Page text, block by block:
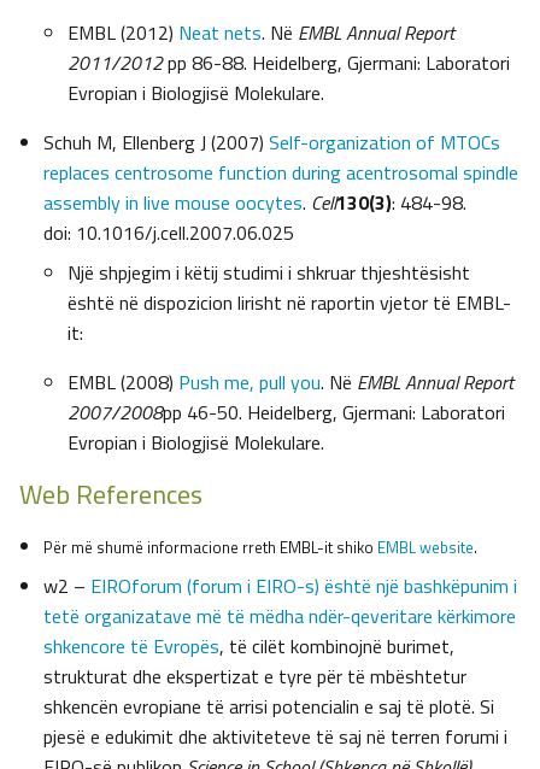
EMBL (2012) Neat nets. Në EMBL Annual Report
2011/2012pp 86-88. Heidelberg, Gjermani: Laboratori
Evropian i Biologjisë Molekulare.
Schuh M, Ellenberg J (2007) Self-organization of MTOCs
replaces centrosome function during acentrosomal spindle
assembly in live mouse oocytes. Cell130(3): 484-98.
doi: 10.1016/j.cell.2007.06.025
Një shpjegim i këtij studimi i shkruar thjeshtësisht
është në dispozicion lirisht në raportin vjetor të EMBL-
it:
EMBL (2008) Push me, pull you. Në EMBL Annual Report
2007/2008pp 46-50. Heidelberg, Gjermani: Laboratori
Evropian i Biologjisë Molekulare.
Web References
Për më shumë informacione rreth EMBL-it shiko EMBL website.
w2 – EIROforum (forum i EIRO-s) është një bashkëpunim i
tetë organizatave më të mëdha ndër-qeveritare kërkimore
shkencore të Evropës, të cilët kombinojnë burimet,
strukturat dhe ekspertizat e tyre për të mbështetur
shkencën evropiane të arrisi potencialin e saj të plotë. Si
pjesë e edukimit dhe aktiviteteve të saj në terren forumi i